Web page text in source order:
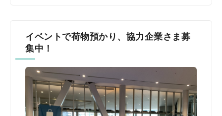
イベントで荷物預かり、協力企業さま募
集中！